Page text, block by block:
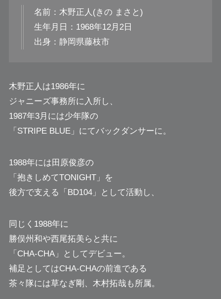
名前：木野正人(きの まさと)
生年月日：1968年12月2日
出身：静岡県藤枝市
木野正人は1986年に
ジャニーズ事務所に入所し、
1987年3月には少年隊の
「STRIPE BLUE」にてバックダンサーに。
1988年には田原俊彦の
「抱きしめてTONIGHT」を
後方で支える「BD104」として活動し、
同じく1988年に
勝俣州和や西尾拓美らと共に
「CHA-CHA」としてデビュー。
補足としてはCHA-CHAの前進である
茶々隊には草なぎ剛、木村拓哉も所属。